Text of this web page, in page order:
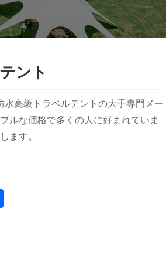
ント
高級トラベルテントの大手専門メー
ルな価格で多くの人に好まれていま
ます。
Share